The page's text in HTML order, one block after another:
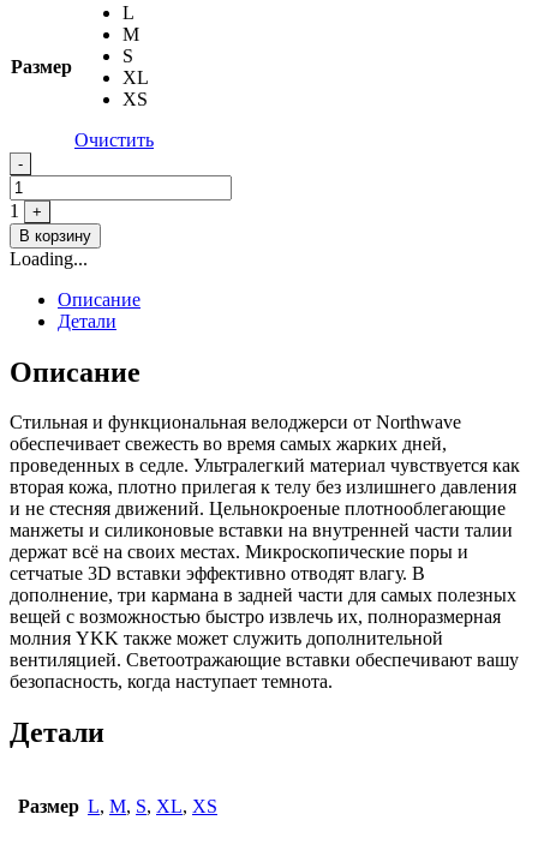
Размер
L
M
S
XL
XS
Очистить
Quantity
-
1
+
В корзину
Loading...
Описание
Детали
Описание
Стильная и функциональная велоджерси от Northwave
обеспечивает свежесть во время самых жарких дней,
проведенных в седле. Ультралегкий материал чувствуется как
вторая кожа, плотно прилегая к телу без излишнего давления
и не стесняя движений. Цельнокроеные плотнооблегающие
манжеты и силиконовые вставки на внутренней части талии
держат всё на своих местах. Микроскопические поры и
сетчатые 3D вставки эффективно отводят влагу. В
дополнение, три кармана в задней части для самых полезных
вещей с возможностью быстро извлечь их, полноразмерная
молния YKK также может служить дополнительной
вентиляцией. Светоотражающие вставки обеспечивают вашу
безопасность, когда наступает темнота.
Детали
Размер L, M, S, XL, XS